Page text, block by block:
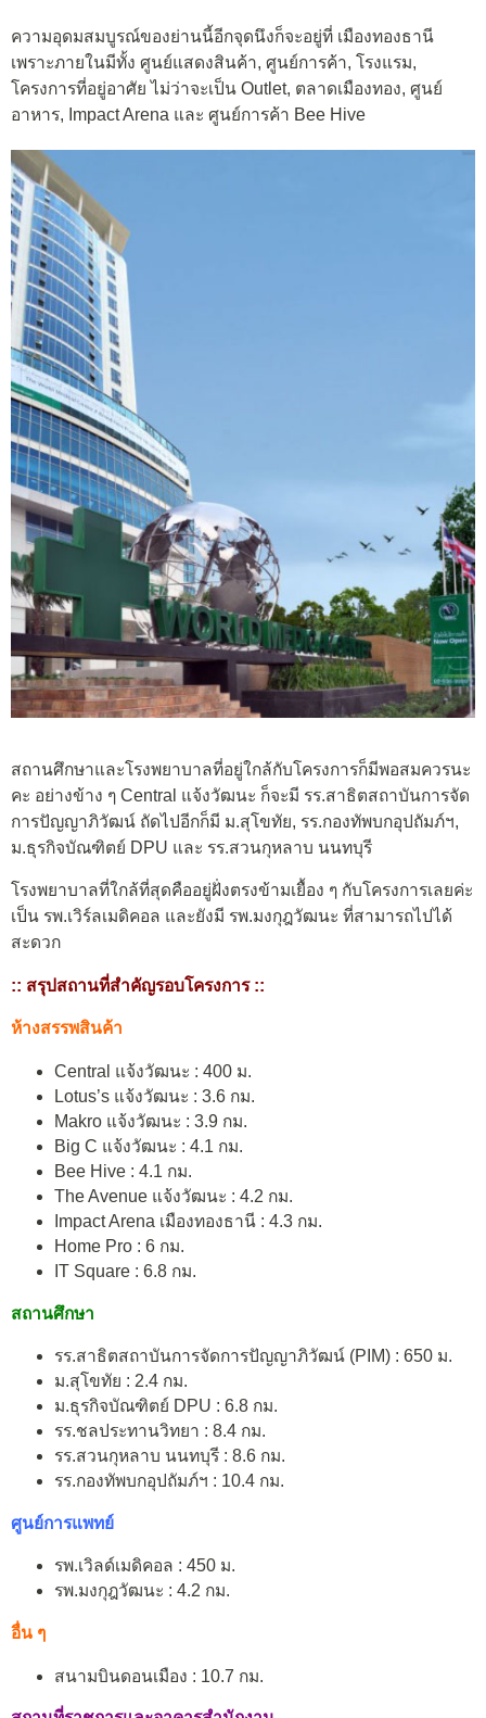
ความอุดมสมบูรณ์ของย่านนี้อีกจุดนึงก็จะอยู่ที่ เมืองทองธานี
เพราะภายในมีทั้ง ศูนย์แสดงสินค้า, ศูนย์การค้า, โรงแรม,
โครงการที่อยู่อาศัย ไม่ว่าจะเป็น Outlet, ตลาดเมืองทอง, ศูนย์
อาหาร, Impact Arena และ ศูนย์การค้า Bee Hive
สถานศึกษาและโรงพยาบาลที่อยู่ใกล้กับโครงการก็มีพอสมควรนะ
คะ อย่างข้าง ๆ Central แจ้งวัฒนะ ก็จะมี รร.สาธิตสถาบันการจัด
การปัญญาภิวัฒน์ ถัดไปอีกก็มี ม.สุโขทัย, รร.กองทัพบกอุปถัมภ์ฯ,
ม.ธุรกิจบัณฑิตย์ DPU และ รร.สวนกุหลาบ นนทบุรี
โรงพยาบาลที่ใกล้ที่สุดคืออยู่ฝั่งตรงข้ามเยื้อง ๆ กับโครงการเลยค่ะ
เป็น รพ.เวิร์ลเมดิคอล และยังมี รพ.มงกุฎวัฒนะ ที่สามารถไปได้
สะดวก
:: สรุปสถานที่สำคัญรอบโครงการ ::
ห้างสรรพสินค้า
Central แจ้งวัฒนะ : 400 ม.
Lotus’s แจ้งวัฒนะ : 3.6 กม.
Makro แจ้งวัฒนะ : 3.9 กม.
Big C แจ้งวัฒนะ : 4.1 กม.
Bee Hive : 4.1 กม.
The Avenue แจ้งวัฒนะ : 4.2 กม.
Impact Arena เมืองทองธานี : 4.3 กม.
Home Pro : 6 กม.
IT Square : 6.8 กม.
สถานศึกษา
รร.สาธิตสถาบันการจัดการปัญญาภิวัฒน์ (PIM) : 650 ม.
ม.สุโขทัย : 2.4 กม.
ม.ธุรกิจบัณฑิตย์ DPU : 6.8 กม.
รร.ชลประทานวิทยา : 8.4 กม.
รร.สวนกุหลาบ นนทบุรี : 8.6 กม.
รร.กองทัพบกอุปถัมภ์ฯ : 10.4 กม.
ศูนย์การแพทย์
รพ.เวิลด์เมดิคอล : 450 ม.
รพ.มงกุฎวัฒนะ : 4.2 กม.
อื่น ๆ
สนามบินดอนเมือง : 10.7 กม.